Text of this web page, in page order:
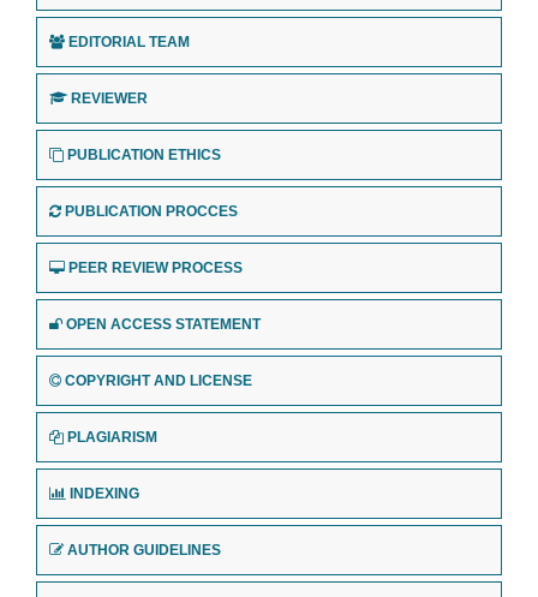
EDITORIAL TEAM
REVIEWER
PUBLICATION ETHICS
PUBLICATION PROCCES
PEER REVIEW PROCESS
OPEN ACCESS STATEMENT
COPYRIGHT AND LICENSE
PLAGIARISM
INDEXING
AUTHOR GUIDELINES